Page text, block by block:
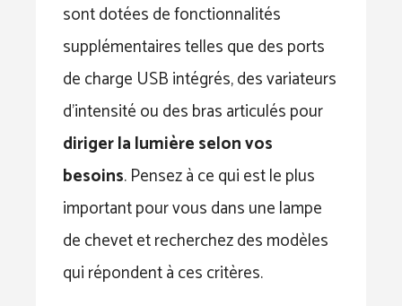
sont dotées de fonctionnalités
supplémentaires telles que des ports
de charge USB intégrés, des variateurs
d’intensité ou des bras articulés pour
diriger la lumière selon vos
besoins. Pensez à ce qui est le plus
important pour vous dans une lampe
de chevet et recherchez des modèles
qui répondent à ces critères.